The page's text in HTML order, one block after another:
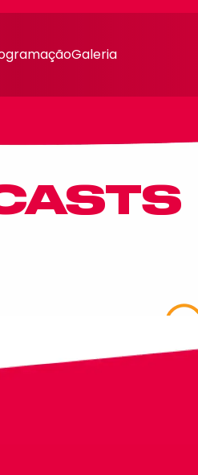
Galeria